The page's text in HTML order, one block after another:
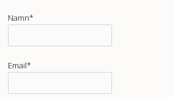
Namn*
Email*